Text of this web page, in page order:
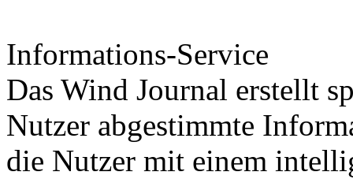
Informations-Service
Das Wind Journal erstellt
Nutzer abgestimmte
die Nutzer mit einem